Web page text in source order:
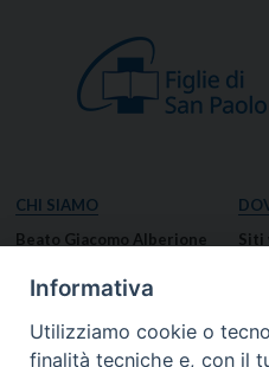
CHI SIAMO
Beato Giacomo Alberione
Venerabile Tecla Merlo
Missione Paolina
Siti
Informativa
Utilizziamo cookie o
finalità tecniche e, con il